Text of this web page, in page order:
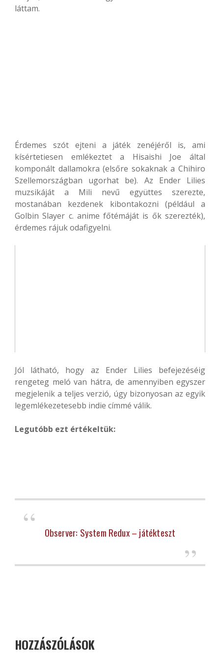
láttam.
Érdemes szót ejteni a játék zenéjéről is, ami
kísértetiesen emlékeztet a Hisaishi Joe által
komponált dallamokra (elsőre sokaknak a Chihiro
Szellemországban ugorhat be). Az Ender Lilies
muzsikáját a Mili nevű együttes szerezte,
mostanában kezdenek kibontakozni (például a
Golbin Slayer c. anime főtémáját is ők szerezték),
érdemes rájuk odafigyelni.
Jól látható, hogy az Ender Lilies befejezéséig
rengeteg meló van hátra, de amennyiben egyszer
megjelenik a teljes verzió, úgy bizonyosan az egyik
legemlékezetesebb indie címmé válik.
Legutóbb ezt értékeltük:
Observer: System Redux – játékteszt
HOZZÁSZÓLÁSOK